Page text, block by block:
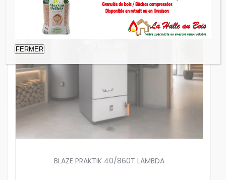
BLAZE PRAKTIK 40/860T LAMBDA
FERMER